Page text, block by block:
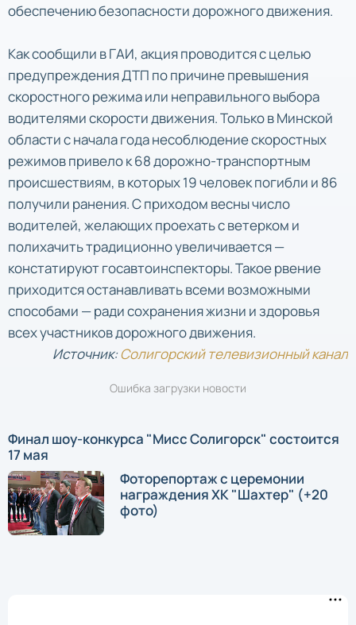
обеспечению безопасности дорожного движения.
Как сообщили в ГАИ, акция проводится с целью
предупреждения ДТП по причине превышения
скоростного режима или неправильного выбора
водителями скорости движения. Только в Минской
области с начала года несоблюдение скоростных
режимов привело к 68 дорожно-транспортным
происшествиям, в которых 19 человек погибли и 86
получили ранения. С приходом весны число
водителей, желающих проехать с ветерком и
полихачить традиционно увеличивается —
констатируют госавтоинспекторы. Такое рвение
приходится останавливать всеми возможными
способами — ради сохранения жизни и здоровья
всех участников дорожного движения.
Источник:Солигорский телевизионный канал
Ошибка загрузки новости
Финал шоу-конкурса "Мисс Солигорск" состоится
17 мая
Фоторепортаж с церемонии
награждения ХК "Шахтер" (+20
фото)